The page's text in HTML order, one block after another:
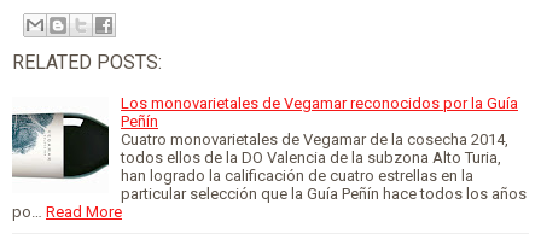
RELATED POSTS:
Los monovarietales de Vegamar reconocidos por la Guía
Peñín
Cuatro monovarietales de Vegamar de la cosecha 2014,
todos ellos de la DO Valencia de la subzona Alto Turia,
han logrado la calificación de cuatro estrellas en la
particular selección que la Guía Peñín hace todos los años
po… Read More